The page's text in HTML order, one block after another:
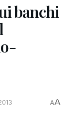
banchi
AA